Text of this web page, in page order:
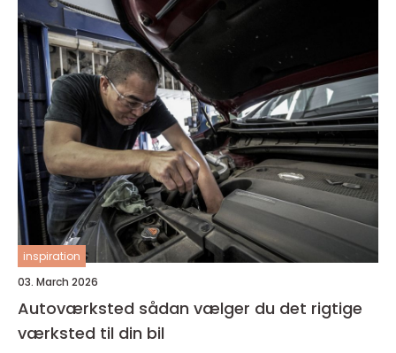
inspiration
03. March 2026
Autoværksted sådan vælger du det rigtige
værksted til din bil